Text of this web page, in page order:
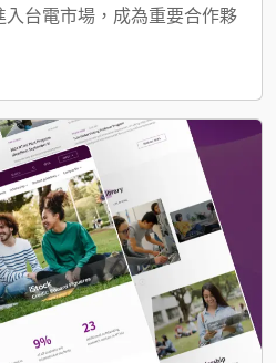
台電市場，成為重要合作夥